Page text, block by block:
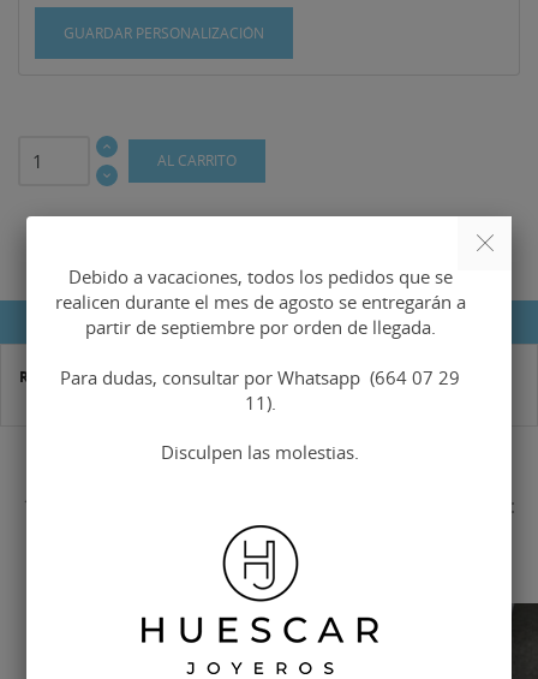
GUARDAR PERSONALIZACIÓN
AL CARRITO
DETALLES DEL PRODUCTO
Referencia H-0887-LLS
16 OTROS PRODUCTOS EN LA MISMA CATEGORÍA:
-15%
Debido a vacaciones, todos los pedidos que se
realicen durante el mes de agosto se entregarán a
partir de septiembre por orden de llegada.
Para dudas, consultar por Whatsapp (664 07 29
11).
Disculpen las molestias.